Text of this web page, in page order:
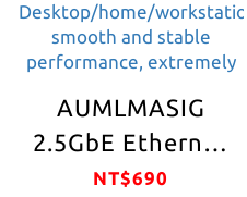
AUMLMASIG
2.5GbE Ethernet
interface card
NT$690